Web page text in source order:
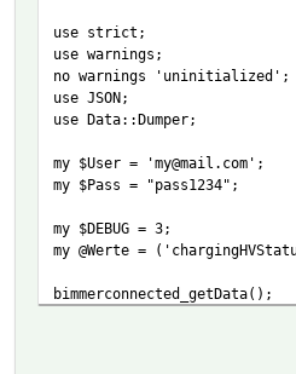
use strict;
use warnings;
no warnings 'uninitialized';
use JSON;
use Data::Dumper;
my $User = 'my@mail.com';
my $Pass = "pass1234";
my $DEBUG = 3;
my @Werte =
bimmerconnected_getData();